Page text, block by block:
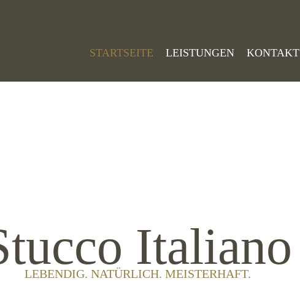
STARTSEITE LEISTUNGEN KONTAKT
Italiano
LEBENDIG. NATÜRLICH. MEISTERHAFT.